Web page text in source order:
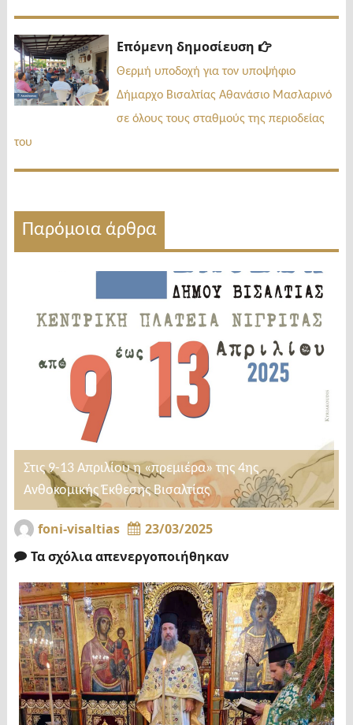
Επόμενη δημοσίευση
Επόμενη
Θερμή υποδοχή για τον υποψήφιο
Δήμαρχο Βισαλτίας Αθανάσιο Μασλαρινό
σε όλους τους σταθμούς της περιοδείας
του
Παρόμοια άρθρα
Στις 9-13 Απριλίου η «πρεμιέρα» της 4ης
Ανθοκομικής Έκθεσης Βισαλτίας
foni-visaltias
23/03/2025
Τα σχόλια απενεργοποιήθηκαν